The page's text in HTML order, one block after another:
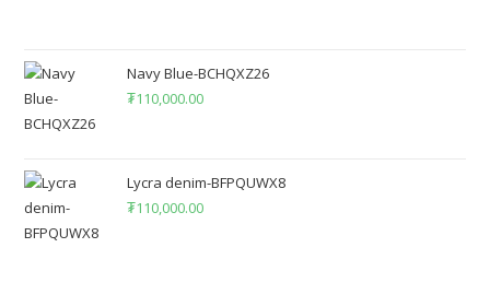
Navy Blue-BCHQXZ26
₮110,000.00
Lycra denim-BFPQUWX8
₮110,000.00